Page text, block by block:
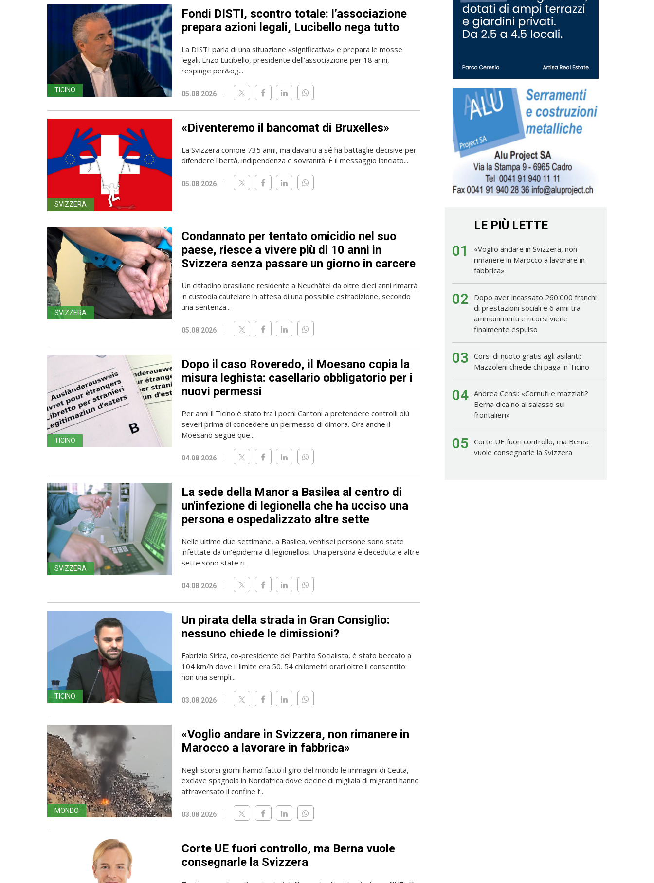
TICINO
Fondi DISTI, scontro totale: l’associazione
prepara azioni legali, Lucibello nega tutto
La DISTI parla di una situazione «significativa» e prepara le mosse
legali. Enzo Lucibello, presidente dell’associazione per 18 anni,
respinge per&og...
05.08.2026
SVIZZERA
«Diventeremo il bancomat di Bruxelles»
La Svizzera compie 735 anni, ma davanti a sé ha battaglie decisive per
difendere libertà, indipendenza e sovranità. È il messaggio lanciato...
05.08.2026
SVIZZERA
Condannato per tentato omicidio nel suo
paese, riesce a vivere più di 10 anni in
Svizzera senza passare un giorno in carcere
Un cittadino brasiliano residente a Neuchâtel da oltre dieci anni rimarrà
in custodia cautelare in attesa di una possibile estradizione, secondo
una sentenza...
05.08.2026
TICINO
Dopo il caso Roveredo, il Moesano copia la
misura leghista: casellario obbligatorio per i
nuovi permessi
Per anni il Ticino è stato tra i pochi Cantoni a pretendere controlli più
severi prima di concedere un permesso di dimora. Ora anche il
Moesano segue que...
04.08.2026
SVIZZERA
La sede della Manor a Basilea al centro di
un'infezione di legionella che ha ucciso una
persona e ospedalizzato altre sette
Nelle ultime due settimane, a Basilea, ventisei persone sono state
infettate da un'epidemia di legionellosi. Una persona è deceduta e altre
sette sono state ri...
04.08.2026
TICINO
Un pirata della strada in Gran Consiglio:
nessuno chiede le dimissioni?
Fabrizio Sirica, co-presidente del Partito Socialista, è stato beccato a
104 km/h dove il limite era 50. 54 chilometri orari oltre il consentito:
non una sempli...
03.08.2026
MONDO
«Voglio andare in Svizzera, non rimanere in
Marocco a lavorare in fabbrica»
Negli scorsi giorni hanno fatto il giro del mondo le immagini di Ceuta,
exclave spagnola in Nordafrica dove decine di migliaia di migranti hanno
attraversato il confine t...
03.08.2026
Corte UE fuori controllo, ma Berna vuole
consegnarle la Svizzera
LE PIÙ LETTE
01
«Voglio andare in Svizzera, non
rimanere in Marocco a lavorare in
fabbrica»
02
Dopo aver incassato 260'000 franchi
di prestazioni sociali e 6 anni tra
ammonimenti e ricorsi viene
finalmente espulso
03 Corsi di nuoto gratis agli asilanti:
Mazzoleni chiede chi paga in Ticino
04 Andrea Censi: «Cornuti e mazziati?
Berna dica no al salasso sui
frontalieri»
05 Corte UE fuori controllo, ma Berna
vuole consegnarle la Svizzera